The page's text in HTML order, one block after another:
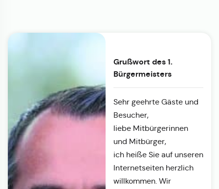
Grußwort des 1.
Bürgermeisters
Sehr geehrte Gäste und
Besucher,
liebe Mitbürgerinnen
und Mitbürger,
ich heiße Sie auf unseren
Internetseiten herzlich
willkommen. Wir